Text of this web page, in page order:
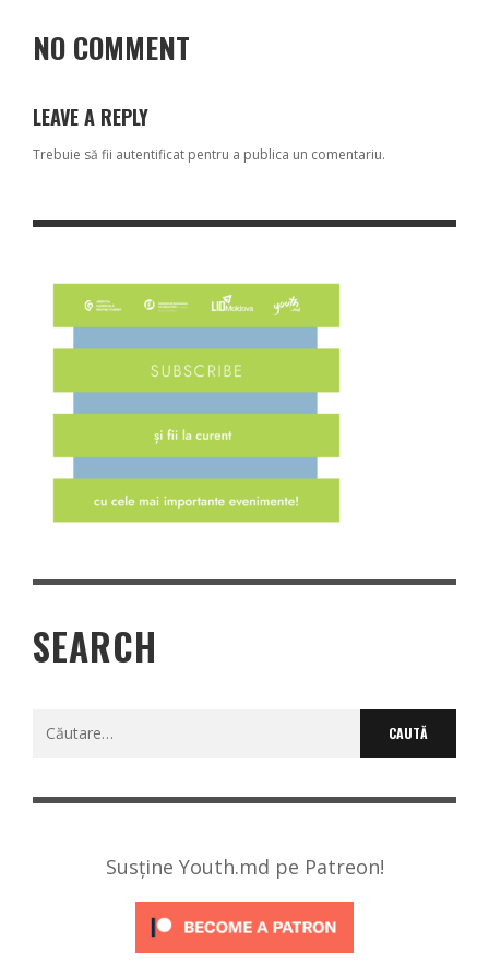
NO COMMENT
LEAVE A REPLY
Trebuie să fii autentificat pentru a publica un comentariu.
SEARCH
Caută
Susține Youth.md pe Patreon!